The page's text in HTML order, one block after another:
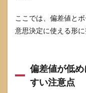
明す
るた
めの
プレ
6
関東
ここでは、偏差値と
意思決定に使える形に
偏差値が低
すい注意点